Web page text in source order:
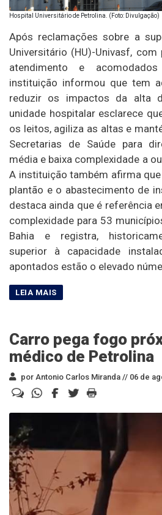
Hospital Universitário de Petrolina. (Foto: Divulgação)
Após reclamações sobre a
Universitário (HU)-Univasf, com
atendimento e
instituição informou que tem
reduzir os impactos da alta
unidade hospitalar esclarece
os leitos, agiliza as altas e
Secretarias de Saúde para
média e baixa complexidade a
A instituição também afirma
plantão e o abastecimento de
destaca ainda que é referência
complexidade para 53
Bahia e registra,
superior à capacidade
apontados estão o elevado
Carro pega fogo
médico de Petrolina
por Antonio Carlos Miranda // 06 de